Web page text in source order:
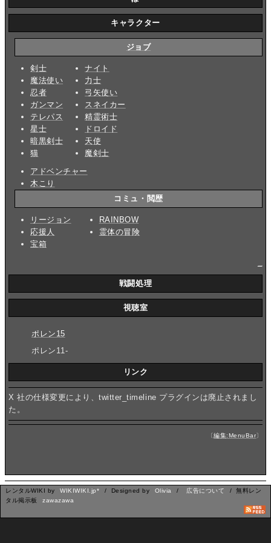
キャラクター
ジョブ
剣士
魔法使い
忍者
ガンマン
テレパス
星士
暗黒剣士
猫
ナイト
力士
弓矢使い
スネイカー
精霊術士
ドロイド
天使
魔剣士
アドベンチャー
木こり
コミュ・閲歴
リージョン
応援人
宝箱
RAINBOW
霊体の冒険
戦闘処理
視聴室
ポレン15
ポレン11-
リンク
X 社の仕様変更により、twitter_timeline プラグインは廃止されまし
た。
〔編集:MenuBar〕
レンタルWIKI by WIKIWIKI.jp* / Designed by Olivia / 広告について
/ 無料レン
タル掲示板
zawazawa